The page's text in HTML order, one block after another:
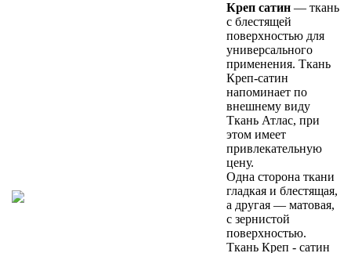
Креп сатин — ткань
с блестящей
поверхностью для
универсального
применения. Ткань
Креп-сатин
напоминает по
внешнему виду
Ткань Атлас, при
этом имеет
привлекательную
цену.
Одна сторона ткани
гладкая и блестящая,
а другая — матовая,
с зернистой
поверхностью.
Ткань Креп - сатин